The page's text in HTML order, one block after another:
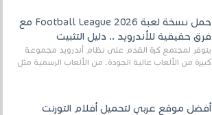
حمل نسخة لعبة Football League 2026 مع
فرق حقيقية للأندرويد .. دليل التثبيت
يتوفر لمجتمع كرة القدم على نظام أندرويد مجموعة
كبيرة من الألعاب عالية الجودة. من الألعاب الرسمية مثل
أفضل موقع عربي لتحميل أفلام التورنت